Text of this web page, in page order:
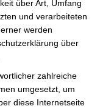
/
über Art, Umfang
und verarbeiteten
werden
über
zahlreiche
umgesetzt, um
diese Internetseite